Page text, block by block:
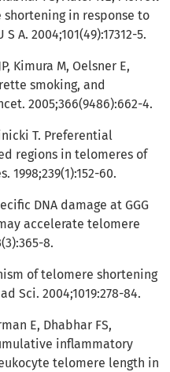
shortening in response to
A. 2004;101(49):17312-5.
Kimura M, Oelsner E,
smoking, and
2005;366(9486):662-4.
T. Preferential
regions in telomeres of
1998;239(1):152-60.
DNA damage at GGG
accelerate telomere
8.
of telomere shortening
Sci. 2004;1019:278-84.
E, Dhabhar FS,
inflammatory
telomere length in